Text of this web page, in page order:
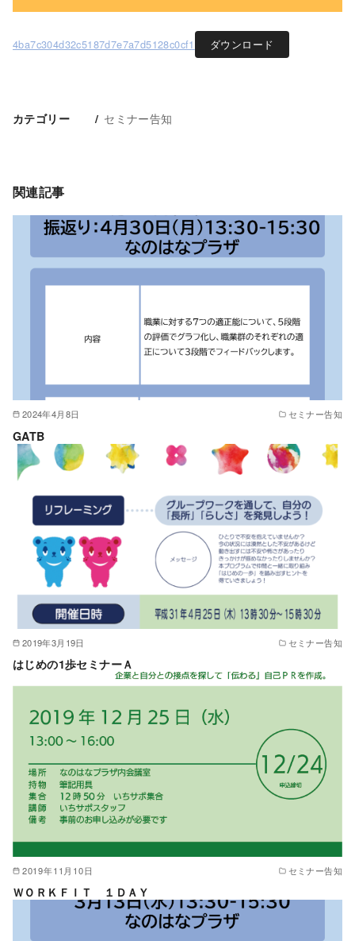
4ba7c304d32c5187d7e7a7d5128c0cf1 ダウンロード
カテゴリー セミナー告知
関連記事
2024年4月8日 セミナー告知
GATB
2019年3月19日 セミナー告知
はじめの1歩セミナーＡ
2019年11月10日 セミナー告知
ＷＯＲＫＦＩＴ １ＤＡＹ